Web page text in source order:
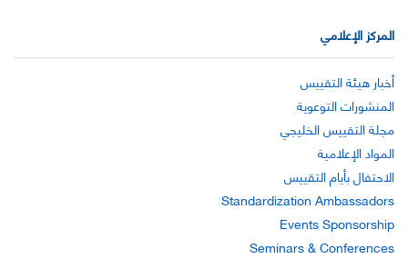
المركز الإعلامي
أخبار هيئة التقييس
المنشورات التوعوية
مجلة التقييس الخليجي
المواد الإعلامية
الاحتفال بأيام التقييس
Standardization Ambassadors
Events Sponsorship
Seminars & Conferences